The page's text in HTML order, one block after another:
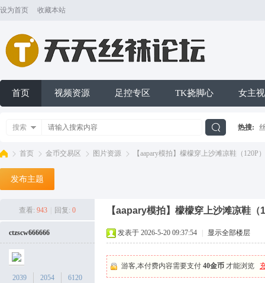
设为首页 收藏本站
首页 视频资源 足控专区 TK挠脚心 女主
搜索 热搜:
首页 金币交易区 图片资源 【aapary模拍】檬檬穿上沙滩凉鞋（120P）
发布主题
查看: 943 回复: 0 【aapary模拍】檬檬穿上沙滩凉鞋（
ctzscw666666
2039
2054
6120
发表于 2026-5-20 09:37:54 显示全部楼层
游客,本付费内容需要支付 40金币 才能浏览